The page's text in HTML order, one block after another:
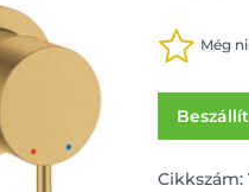
Még
Cikkszám: